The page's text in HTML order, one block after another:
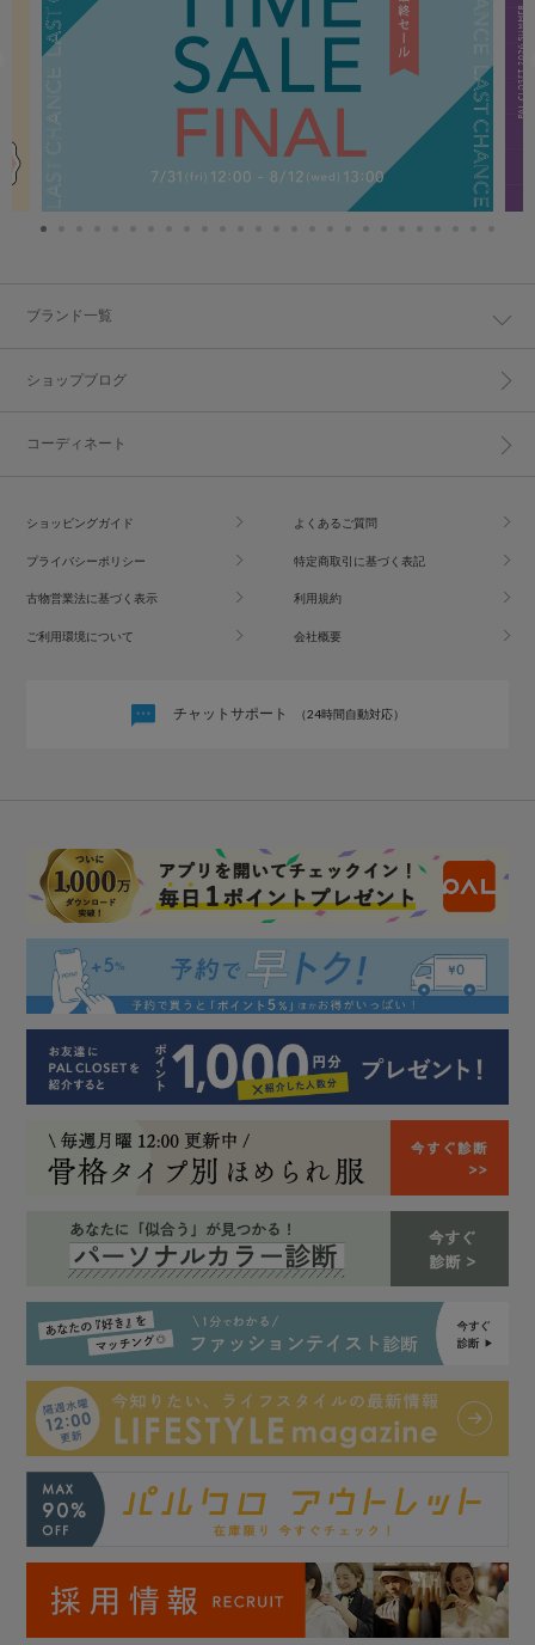
ブランド一覧
ショップブログ
コーディネート
ショッピングガイド よくあるご質問
プライバシーポリシー 特定商取引に基づく表記
古物営業法に基づく表示 利用規約
ご利用環境について 会社概要
チャットサポート （24時間自動対応）